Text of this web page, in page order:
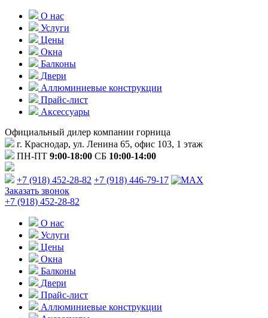
О нас
Услуги
Цены
Окна
Балконы
Двери
Аллюминиевые конструкции
Прайс-лист
Аксессуары
Официальный дилер компании горница
г. Краснодар, ул. Ленина 65, офис 103, 1 этаж
ПН-ПТ 9:00-18:00 СБ 10:00-14:00
+7 (918) 452-28-82 +7 (918) 446-79-17
Заказать звонок
+7 (918) 452-28-82
О нас
Услуги
Цены
Окна
Балконы
Двери
Прайс-лист
Аллюминиевые конструкции